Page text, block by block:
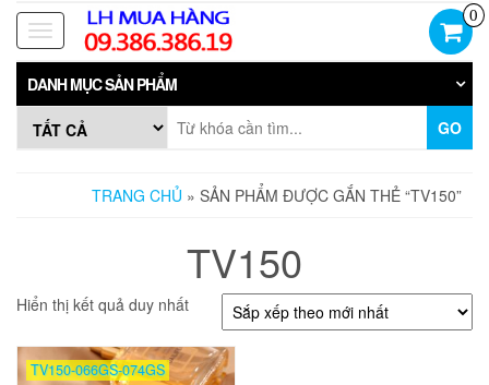
Skip
the
content
Toggle
navigation
0
DANH MỤC SẢN PHẨM
GO
TRANG CHỦ » SẢN PHẨM ĐƯỢC GẮN THẺ “TV150”
TV150
Hiển thị kết quả duy nhất
TV150-066GS-074GS